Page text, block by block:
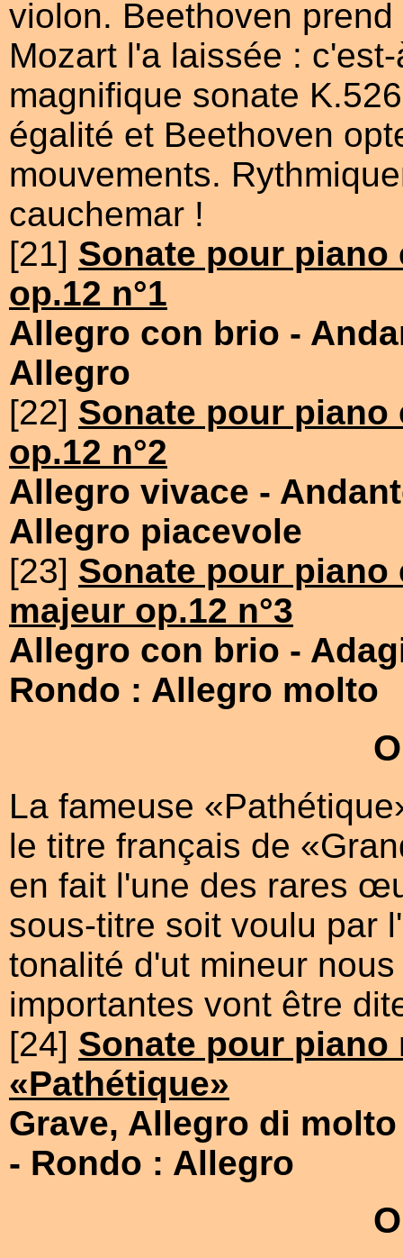
violon. Beethoven
Mozart l'a laissée :
magnifique sonate
égalité et Beethoven
mouvements.
cauchemar !
[21] Sonate pour piano
op.12 n°1
Allegro con brio -
Allegro
[22] Sonate pour piano
op.12 n°2
Allegro vivace -
Allegro piacevole
[23] Sonate pour piano
majeur op.12 n°3
Allegro con brio -
Rondo : Allegro molto
La fameuse
le titre français de
en fait l'une des rares
sous-titre soit voulu par
tonalité d'ut mineur
importantes vont être
[24] Sonate pour piano
«Pathétique»
Grave, Allegro di
- Rondo : Allegro